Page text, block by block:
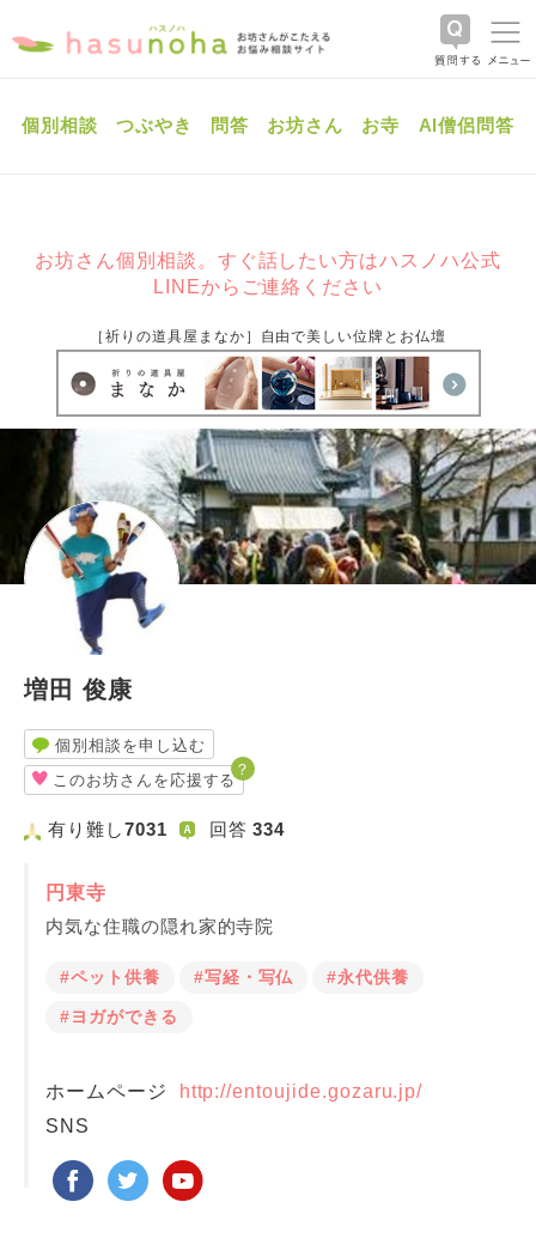
個別相談 つぶやき 問答 お坊さん お寺 AI僧侶問答
お坊さん個別相談。すぐ話したい方はハスノハ公式
LINEからご連絡ください
［祈りの道具屋まなか］自由で美しい位牌とお仏壇
増田 俊康
個別相談を申し込む
このお坊さんを応援する
？
有り難し7031 回答 334
円東寺
内気な住職の隠れ家的寺院
#ペット供養 #写経・写仏 #永代供養
#ヨガができる
ホームページ
http://entoujide.gozaru.jp/
SNS